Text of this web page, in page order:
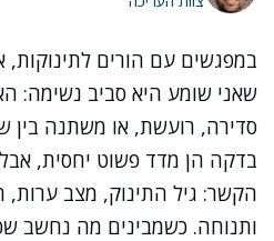
במפגשים עם הורים
שאני שומע היא סביב נשימה:
סדירה, רועשת, או משתנה בין
בדקה הן מדד פשוט יחסית,
הקשר: גיל התינוק, מצב ערות,
ותנוחה. כשמבינים מה נחשב